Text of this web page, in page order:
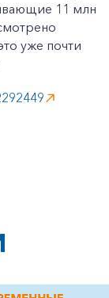
11 млн
уже почти